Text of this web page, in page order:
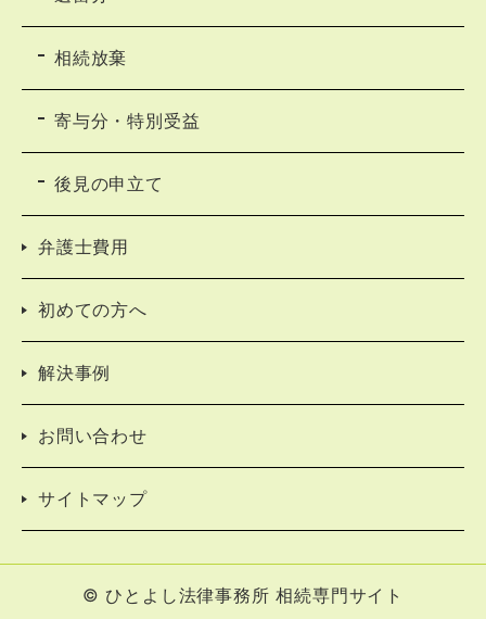
相続放棄
寄与分・特別受益
後見の申立て
弁護士費用
初めての方へ
解決事例
お問い合わせ
サイトマップ
© ひとよし法律事務所 相続専門サイト